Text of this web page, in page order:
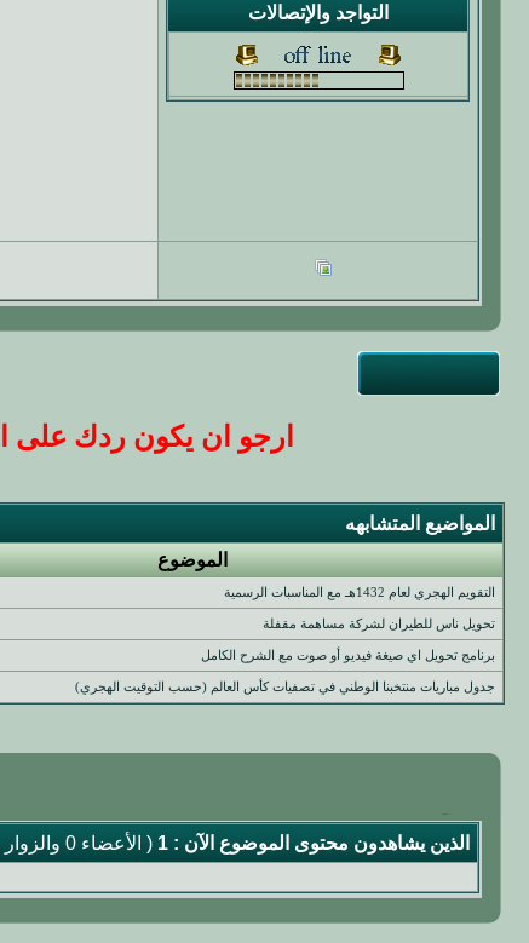
التواجد والإتصالات
ارجو ان يكون ردك على
المواضيع المتشابهه
الموضوع
التقويم الهجري لعام 1432هـ مع المناسبات الرسمية‎
تحويل ناس للطيران لشركة مساهمة مقفلة
برنامج تحويل اي صيغة فيديو أو صوت مع الشرح الكامل
جدول مباريات منتخبنا الوطني في تصفيات كأس العالم (حسب التوقيت الهجري)
الذين يشاهدون محتوى الموضوع الآن : 1 ( الأعضاء 0 والزوار 1)